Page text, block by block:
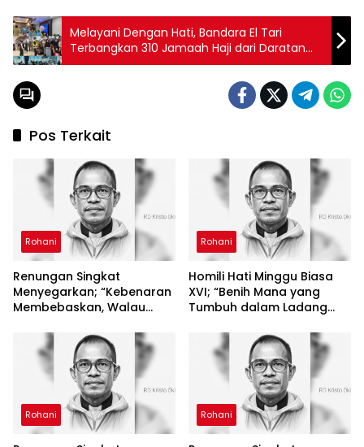
Melayani Dengan Hati, Bandara El Tari
Terbangkan 310 Jamaah Haji dari Daratan
Timor
Pos Terkait
Rohani
Renungan Singkat
Menyegarkan; “Kebenaran
Membebaskan, Walau
Rohani
Homili Hati Minggu Biasa
XVI; “Benih Mana yang
Tumbuh dalam Ladang
Rohani Rohani